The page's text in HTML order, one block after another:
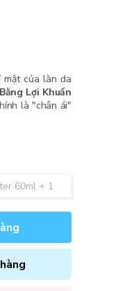
mật của làn da
Lợi Khuẩn
là "chân ái"
60ml + 1